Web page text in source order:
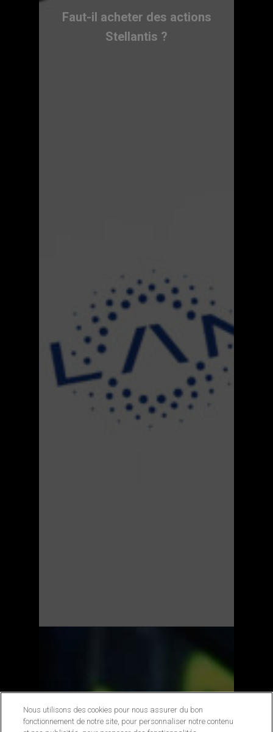
Faut-il acheter des actions
Stellantis ?
Nous utilisons des cookies pour nous assurer du bon
fonctionnement de notre site, pour personnaliser notre contenu